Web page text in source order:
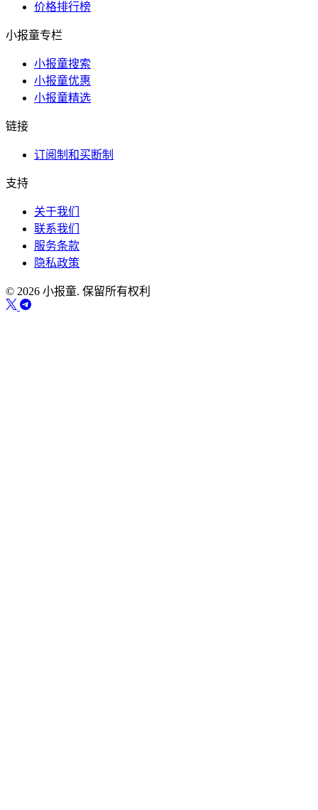
价格排行榜
小报童专栏
小报童搜索
小报童优惠
小报童精选
链接
订阅制和买断制
支持
关于我们
联系我们
服务条款
隐私政策
© 2026 小报童. 保留所有权利